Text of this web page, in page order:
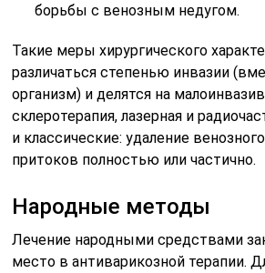
борьбы с венозным недугом.
Такие меры хирургического
различаться степенью инвазии
организм) и делятся на
склеротерапия, лазерная и
и классические: удаление
притоков полностью или частично.
Народные методы
Лечение народными средствами
место в антиварикозной терапии.